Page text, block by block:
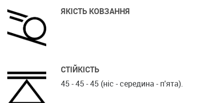
ЯКІСТЬ КОВЗАННЯ
СТІЙКІСТЬ
45 - 45 - 45 (ніс - середина - п'ята).